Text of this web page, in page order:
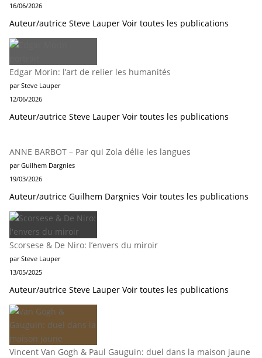
16/06/2026
Auteur/autrice Steve Lauper Voir toutes les publications
Edgar Morin: l’art de relier les humanités
par Steve Lauper
12/06/2026
Auteur/autrice Steve Lauper Voir toutes les publications
ANNE BARBOT – Par qui Zola délie les langues
par Guilhem Dargnies
19/03/2026
Auteur/autrice Guilhem Dargnies Voir toutes les publications
Scorsese & De Niro: l’envers du miroir
par Steve Lauper
13/05/2025
Auteur/autrice Steve Lauper Voir toutes les publications
Vincent Van Gogh & Paul Gauguin: duel dans la maison jaune